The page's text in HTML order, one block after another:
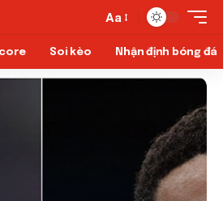
Aa
Soi kèo Nhận định bóng đá